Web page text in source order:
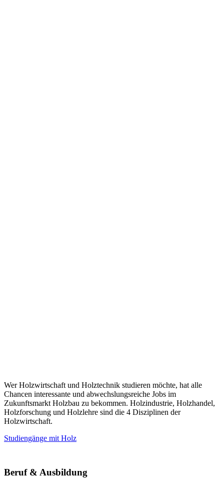
Wer Holzwirtschaft und Holztechnik studieren möchte, hat alle
Chancen interessante und abwechslungsreiche Jobs im
Zukunftsmarkt Holzbau zu bekommen. Holzindustrie, Holzhandel,
Holzforschung und Holzlehre sind die 4 Disziplinen der
Holzwirtschaft.
Studiengänge mit Holz
Beruf & Ausbildung